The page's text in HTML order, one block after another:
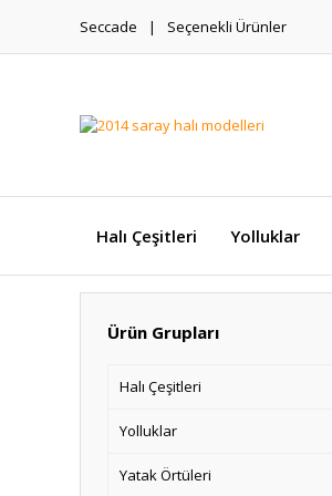
Seccade Seçenekli Ürünler
Halı Çeşitleri Yolluklar
Ürün Grupları
Halı Çeşitleri
Yolluklar
Yatak Örtüleri